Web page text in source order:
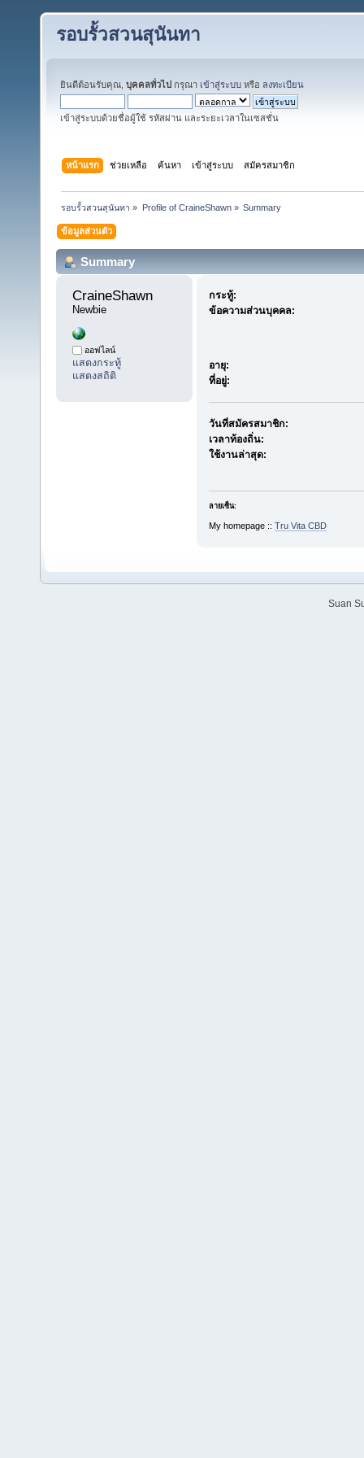
รอบรั้วสวนสุนันทา
ยินดีต้อนรับคุณ, บุคคลทั่วไป กรุณา เข้าสู่ระบบ หรือ ลงทะเบียน
เข้าสู่ระบบด้วยชื่อผู้ใช้ รหัสผ่าน และระยะเวลาในเซสชั่น
หน้าแรก ช่วยเหลือ ค้นหา เข้าสู่ระบบ สมัครสมาชิก
รอบรั้วสวนสุนันทา » Profile of CraineShawn» Summary
ข้อมูลส่วนตัว
Summary
CraineShawn
Newbie
ออฟไลน์
แสดงกระทู้
แสดงสถิติ
กระทู้:
ข้อความส่วนบุคคล:
อายุ:
ที่อยู่:
วันที่สมัครสมาชิก:
เวลาท้องถิ่น:
ใช้งานล่าสุด:
ลายเซ็น:
My homepage :: Tru Vita CBD
Suan